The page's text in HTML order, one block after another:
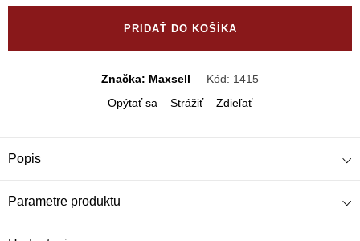
PRIDAŤ DO KOŠÍKA
Značka: Maxsell Kód: 1415
Opýtať sa
Strážiť Zdieľať
Popis
Parametre produktu